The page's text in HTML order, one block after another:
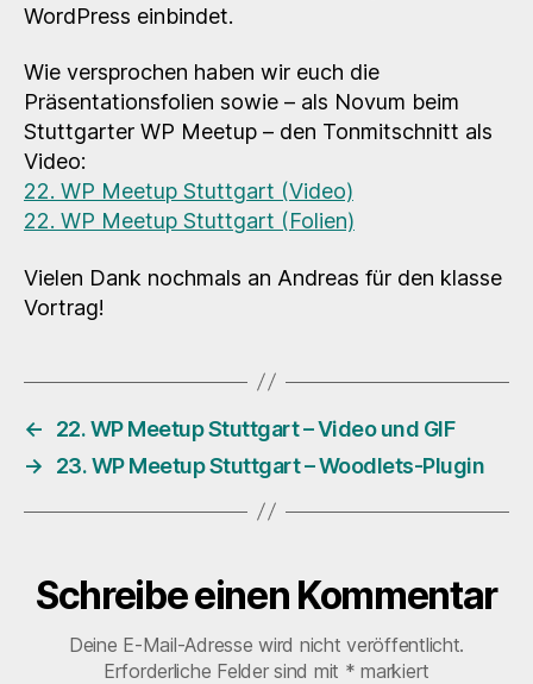
WordPress einbindet.
Wie versprochen haben wir euch die
Präsentationsfolien sowie – als Novum beim
Stuttgarter WP Meetup – den Tonmitschnitt als
Video:
22. WP Meetup Stuttgart (Video)
22. WP Meetup Stuttgart (Folien)
Vielen Dank nochmals an Andreas für den klasse
Vortrag!
←
22. WP Meetup Stuttgart – Video und GIF
→
23. WP Meetup Stuttgart – Woodlets-Plugin
Schreibe einen Kommentar
Deine E-Mail-Adresse wird nicht veröffentlicht.
Erforderliche Felder sind mit * markiert